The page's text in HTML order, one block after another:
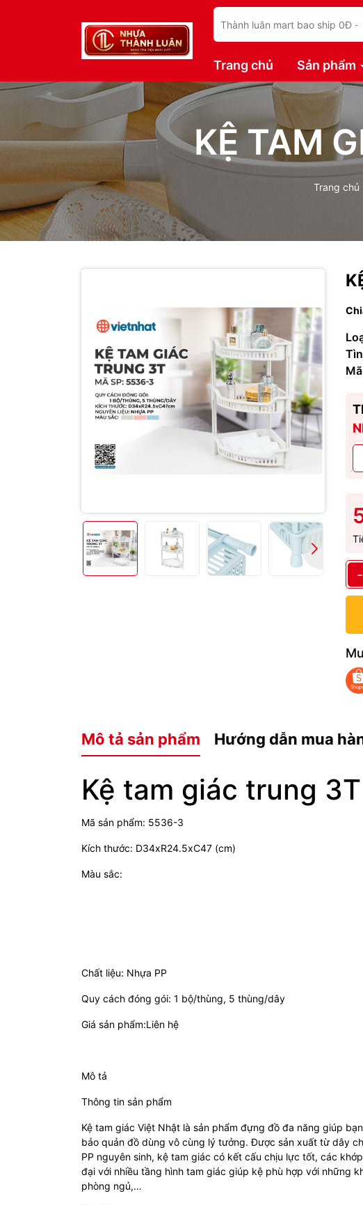
Trang chủ Sản phẩm
KỆ TAM
Trang chủ
-
Mô tả sản phẩm Hướng dẫn mua
Kệ tam giác trung 3T
Mã sản phẩm: 5536-3
Kích thước: D34xR24.5xC47 (cm)
Màu sắc:
Chất liệu: Nhựa PP
Quy cách đóng gói: 1 bộ/thùng, 5 thùng/dây
Giá sản phẩm:Liên hệ
Mô tả
Thông tin sản phẩm
Kệ tam giác Việt Nhật là sản phẩm đựng đồ đa năng giúp
bảo quản đồ dùng vô cùng lý tưởng. Được sản xuất từ dây
PP nguyên sinh, kệ tam giác có kết cấu chịu lực tốt, các
đại với nhiều tầng hình tam giác giúp kệ phù hợp với những
phòng ngủ,…